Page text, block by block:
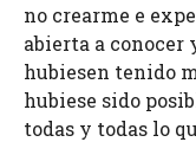
no crearme e
abierta a conocer
hubiesen tenido
hubiese sido
todas y todas lo